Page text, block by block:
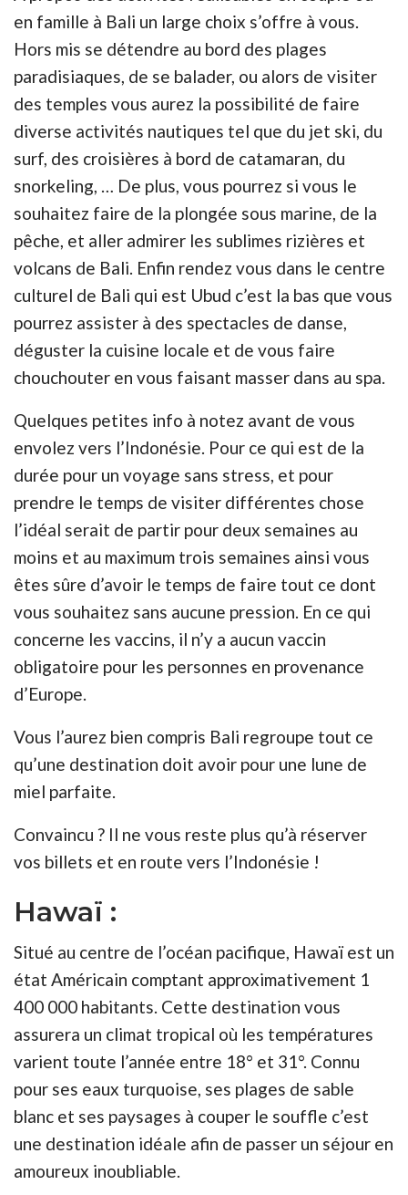
en famille à Bali un large choix s’offre à vous.
Hors mis se détendre au bord des plages
paradisiaques, de se balader, ou alors de visiter
des temples vous aurez la possibilité de faire
diverse activités nautiques tel que du jet ski, du
surf, des croisières à bord de catamaran, du
snorkeling, … De plus, vous pourrez si vous le
souhaitez faire de la plongée sous marine, de la
pêche, et aller admirer les sublimes rizières et
volcans de Bali. Enfin rendez vous dans le centre
culturel de Bali qui est Ubud c’est la bas que vous
pourrez assister à des spectacles de danse,
déguster la cuisine locale et de vous faire
chouchouter en vous faisant masser dans au spa.
Quelques petites info à notez avant de vous
envolez vers l’Indonésie. Pour ce qui est de la
durée pour un voyage sans stress, et pour
prendre le temps de visiter différentes chose
l’idéal serait de partir pour deux semaines au
moins et au maximum trois semaines ainsi vous
êtes sûre d’avoir le temps de faire tout ce dont
vous souhaitez sans aucune pression. En ce qui
concerne les vaccins, il n’y a aucun vaccin
obligatoire pour les personnes en provenance
d’Europe.
Vous l’aurez bien compris Bali regroupe tout ce
qu’une destination doit avoir pour une lune de
miel parfaite.
Convaincu ? Il ne vous reste plus qu’à réserver
vos billets et en route vers l’Indonésie !
Hawaï :
Situé au centre de l’océan pacifique, Hawaï est un
état Américain comptant approximativement 1
400 000 habitants. Cette destination vous
assurera un climat tropical où les températures
varient toute l’année entre 18° et 31°. Connu
pour ses eaux turquoise, ses plages de sable
blanc et ses paysages à couper le souffle c’est
une destination idéale afin de passer un séjour en
amoureux inoubliable.